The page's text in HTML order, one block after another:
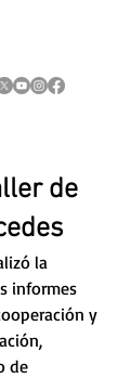
de
la
informes
y
de